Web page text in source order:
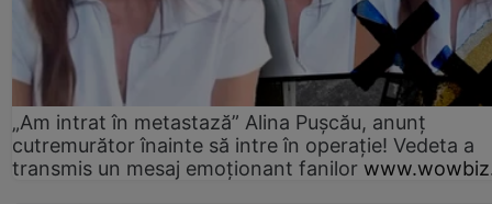
„Am intrat în metastază” Alina Pușcău, anunț
cutremurător înainte să intre în operație! Vedeta a
transmis un mesaj emoționant fanilor